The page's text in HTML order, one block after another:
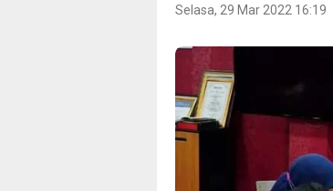
Selasa, 29 Mar 2022 16:19